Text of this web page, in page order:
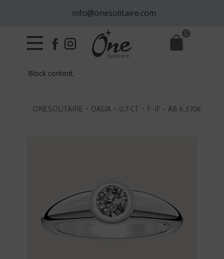
info@onesolitaire.com
0
Block content.
ONESOLITAIRE・DALIA・0,7 CT・F-IF - AB 6.370€